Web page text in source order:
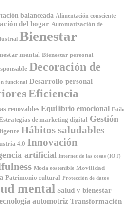
balanceada Alimentación consciente
del hogar Automatización de
Bienestar
mental Bienestar personal
Decoración de
funcional Desarrollo personal
Eficiencia
renovables Equilibrio emocional Estilo
de marketing digital Gestión
Hábitos saludables
4.0 Innovación
artificial Internet de las cosas (IOT)
Moda sostenible Movilidad
Patrimonio cultural Protección de datos
mental Salud y bienestar
automotriz Transformación